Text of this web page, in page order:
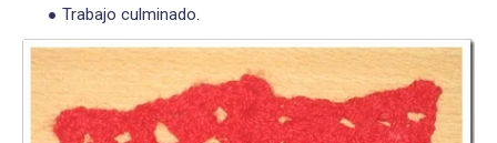
Trabajo culminado.